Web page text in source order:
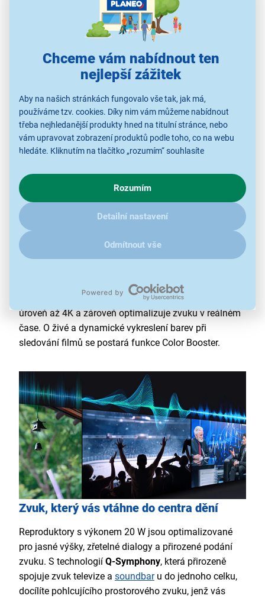
Chceme vám nabídnout ten
nejlepší zážitek
Aby na našich stránkách fungovalo vše tak, jak má,
používáme tzv. cookies. Díky nim vám můžeme nabídnout
třeba nejhledanější produkty hned na titulní stránce, nebo
vám upravovat zobrazení produktů podle toho, co na webu
hledáte. Kliknutím na tlačítko „rozumím“ souhlasíte
chování na webu pro zobrazení cílených reklam. Pokud vás
zajímají detaily, jak u nás s cookies a dalšími údaji pracujeme,
kliknětesem.
Rozumím
Detailní nastavení
Odmítnout vše
Jemné detaily a realistická hloubka
85" (216 cm) nabízí špičkový obraz díky 4K UHD
rozlišení (3840 × 2160). Technologie Mini LED, která
využívá menší obrazové body než klasické LED diody,
zajišťuje mimořádně jemný kontrast, vykreslené
detaily a realistickou hloubku. Technologie
Spectrum Color
zobrazí s výjimečnou přesností každý
i vyváženost barev bez přílišné sytosti.Mini LED
vylepšuje kvalitu běžného obsahu na
úroveň až 4K a zároveň optimalizuje zvuku v reálném
čase. O živé a dynamické vykreslení barev při
sledování filmů se postará funkce Color Booster.
Zvuk, který vás vtáhne do centra dění
Reproduktory s výkonem 20 W jsou optimalizované
pro jasné výšky, zřetelné dialogy a přirozené podání
zvuku. S technologií Q-Symphony, která přirozeně
spojuje zvuk televize a soundbaru do jednoho celku,
docílíte pohlcujícího prostorového zvuku, jenž vás